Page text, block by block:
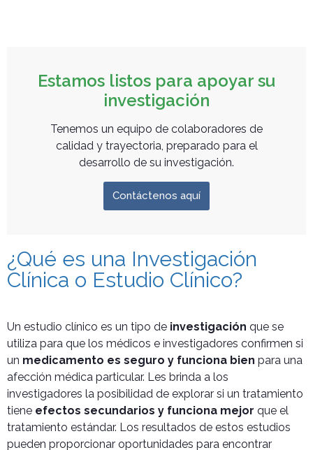
Estamos listos para apoyar su
investigación
Tenemos un equipo de colaboradores de
calidad y trayectoria, preparado para el
desarrollo de su investigación.
Contáctenos aquí
¿Qué es una Investigación
Clínica o Estudio Clínico?
Un estudio clínico es un tipo de investigación que se
utiliza para que los médicos e investigadores confirmen si
un medicamento es seguro y funciona bien para una
afección médica particular. Les brinda a los
investigadores la posibilidad de explorar si un tratamiento
tiene efectos secundarios y funciona mejor que el
tratamiento estándar. Los resultados de estos estudios
pueden proporcionar oportunidades para encontrar